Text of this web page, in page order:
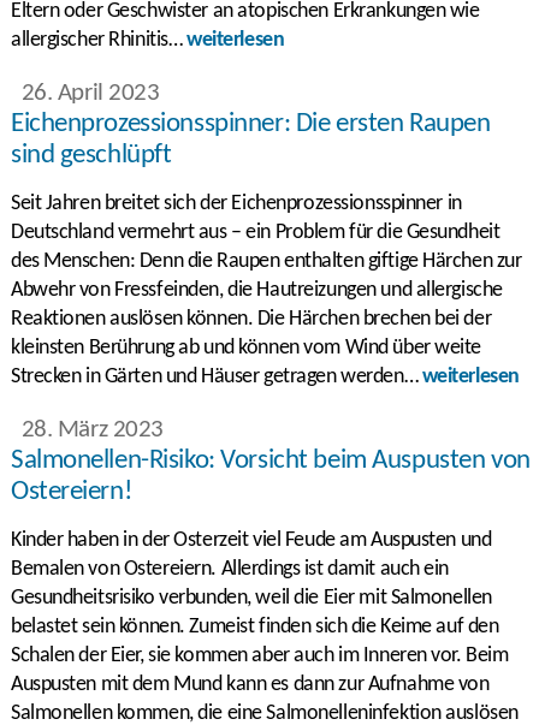
Eltern oder Geschwister an atopischen Erkrankungen wie
allergischer Rhinitis…weiterlesen
26. April 2023
Eichenprozessionsspinner: Die ersten Raupen
sind geschlüpft
Seit Jahren breitet sich der Eichenprozessionsspinner in
Deutschland vermehrt aus – ein Problem für die Gesundheit
des Menschen: Denn die Raupen enthalten giftige Härchen zur
Abwehr von Fressfeinden, die Hautreizungen und allergische
Reaktionen auslösen können. Die Härchen brechen bei der
kleinsten Berührung ab und können vom Wind über weite
Strecken in Gärten und Häuser getragen werden…weiterlesen
28. März 2023
Salmonellen-Risiko: Vorsicht beim Auspusten von
Ostereiern!
Kinder haben in der Osterzeit viel Feude am Auspusten und
Bemalen von Ostereiern. Allerdings ist damit auch ein
Gesundheitsrisiko verbunden, weil die Eier mit Salmonellen
belastet sein können. Zumeist finden sich die Keime auf den
Schalen der Eier, sie kommen aber auch im Inneren vor. Beim
Auspusten mit dem Mund kann es dann zur Aufnahme von
Salmonellen kommen, die eine Salmonelleninfektion auslösen